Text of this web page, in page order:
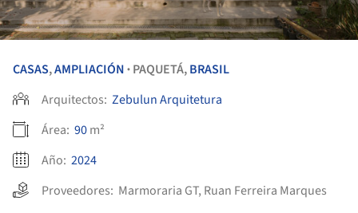
CASAS,AMPLIACIÓN • PAQUETÁ,BRASIL
Arquitectos: Zebulun Arquitetura
Área: 90m²
Año: 2024
Proveedores: Marmoraria GT, Ruan Ferreira Marques